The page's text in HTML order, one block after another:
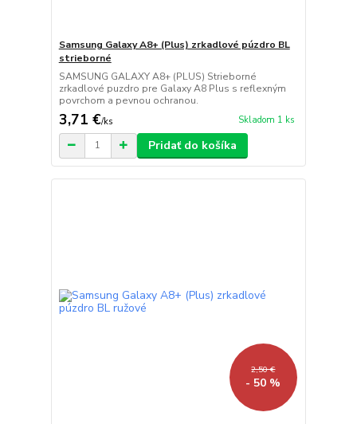
Samsung Galaxy A8+ (Plus) zrkadlové púzdro BL
strieborné
SAMSUNG GALAXY A8+ (PLUS) Strieborné
zrkadlové puzdro pre Galaxy A8 Plus s reflexným
povrchom a pevnou ochranou.
3,71 €/ks Skladom 1 ks
Pridať do košíka
2,50 €
- 50 %